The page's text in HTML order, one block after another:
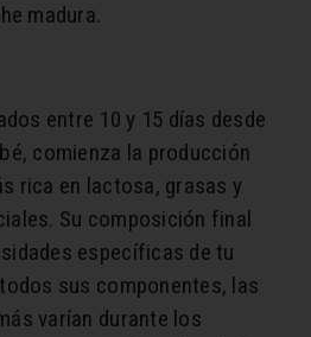
madura.
entre 10 y 15 días desde
comienza la producción
rica en lactosa, grasas y
Su composición final
específicas de tu
sus componentes, las
varían durante los